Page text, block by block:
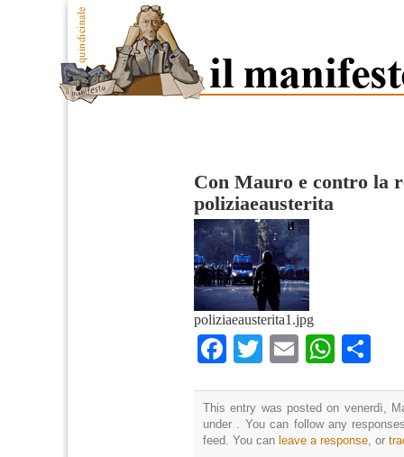
Con Mauro e contro la
poliziaeausterita
poliziaeausterita1.jpg
Facebook
TwitterEmail
This entry was posted on venerdì,
under . You can follow any
feed. You can leave a response, or